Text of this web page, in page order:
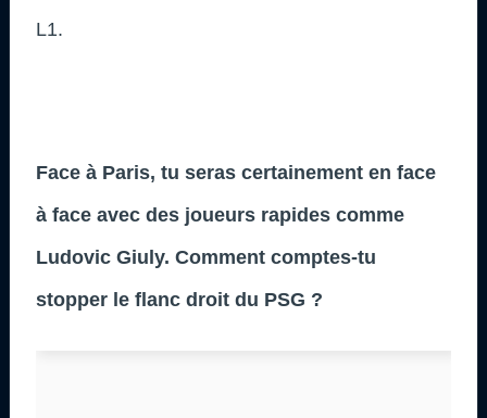
L1.
Face à Paris, tu seras certainement en face
à face avec des joueurs rapides comme
Ludovic Giuly. Comment comptes-tu
stopper le flanc droit du PSG ?